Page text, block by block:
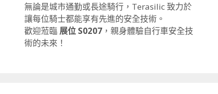
無論是城市通勤或長途騎行，Terasilic 致力於
讓每位騎士都能享有先進的安全技術。
歡迎蒞臨 展位 S0207 ，親身體驗自行車安全技
術的未來！